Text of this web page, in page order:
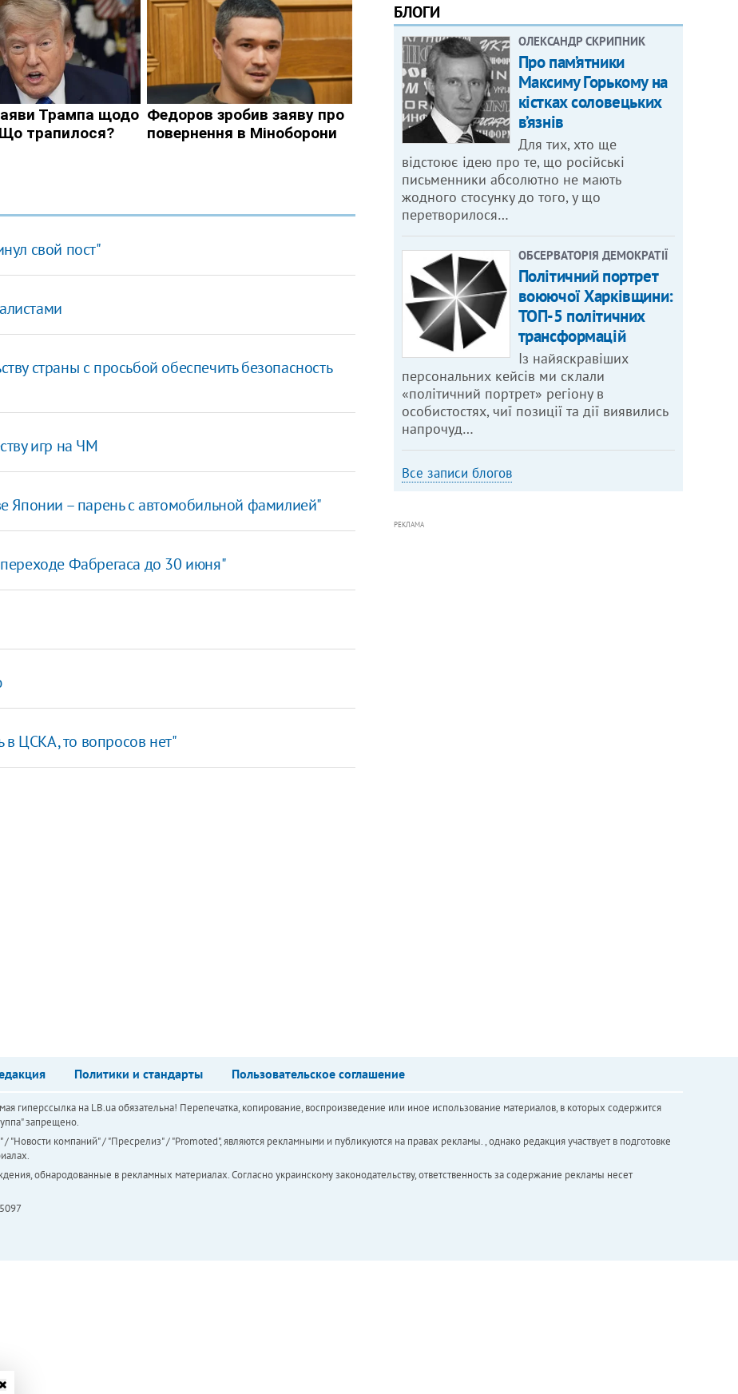
свой пост"
страны с просьбой обеспечить безопасность
игр на ЧМ
Японии – парень с автомобильной фамилией"
Фабрегаса до 30 июня"
в ЦСКА, то вопросов нет"
БЛОГИ
ОЛЕКСАНДР СКРИПНИК
Про пам’ятники
Максиму Горькому на
кістках соловецьких
в’язнів
Для тих, хто ще
відстоює ідею про те, що російські
письменники абсолютно не мають
жодного стосунку до того, у що
перетворилося…
ОБСЕРВАТОРІЯ ДЕМОКРАТІЇ
Політичний портрет
воюючої Харківщини:
ТОП-5 політичних
трансформацій
Із найяскравіших
персональних кейсів ми склали
«політичний портрет» регіону в
особистостях, чиї позиції та дії виявились
напрочуд…
Все записи блогов
РЕКЛАМА
Политики и стандарты Пользовательское соглашение
гиперссылка на LB.ua обязательна! Перепечатка, копирование, воспроизведение или иное использование материалов, в которых содержится
запрещено.
компаний" / "Пресрелиз" / "Promoted", являются рекламными и публикуются на правах рекламы. , однако редакция участвует в подготовке
обнародованные в рекламных материалах. Согласно украинскому законодательству, ответственность за содержание рекламы несет